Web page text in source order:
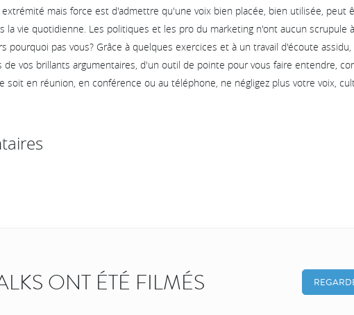
mais force est d'admettre qu'une voix bien placée, bien utilisée, peut
la vie quotidienne. Les politiques et les pro du marketing n'ont aucun scrupule
pourquoi pas vous? Grâce à quelques exercices et à un travail d'écoute
de vos brillants argumentaires, d'un outil de pointe pour vous faire entendre,
soit en réunion, en conférence ou au téléphone, ne négligez plus votre voix,
ONT ÉTÉ FILMÉS